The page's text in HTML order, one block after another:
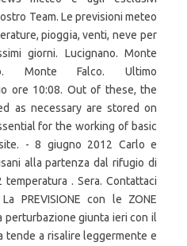
Team. Le previsioni meteo
pioggia, venti, neve per
giorni. Lucignano. Monte
Monte Falco. Ultimo
ore 10:08. Out of these, the
as necessary are stored on
for the working of basic
- 8 giugno 2012 Carlo e
alla partenza dal rifugio di
. Sera. Contattaci
PREVISIONE con le ZONE
perturbazione giunta ieri con il
tende a risalire leggermente e